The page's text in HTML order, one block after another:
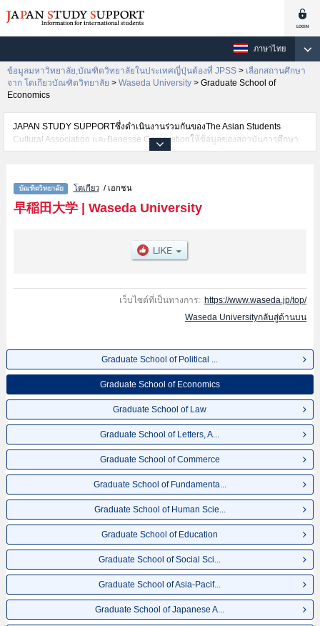
ภาษาไทย
ข้อมูลมหาวิทยาลัย,บัณฑิตวิทยาลัยในประเทศญี่ปุ่นต้องที่ JPSS > เลือกสถานศึกษา
จาก โตเกียวบัณฑิตวิทยาลัย > Waseda University > Graduate School of
Economics
JAPAN STUDY SUPPORTซึ่งดำเนินงานร่วมกันของThe Asian Students
Cultural Association และBenesse Corporationให้ข้อมูลของสถาบันการศึกษา
ระดับมหาวิทยาลัย・บัณฑิตวิทยาลัย・วิทยาลัยระดับอนุปริญญา・วิทยาลัย
ชาติเช่นGraduate School of Political ScienceหรือGraduate School of
EconomicsหรือGraduate School of LawหรือGraduate School of Letters, Arts
and SciencesหรือGraduate School of CommerceหรือGraduate School of
SciencesหรือGraduate School of EducationหรือGraduate School of Social
SciencesหรือGraduate School of Asia-Pacific StudiesหรือGraduate School of
School of Sport SciencesหรือGraduate School of Creative Science and
EngineeringหรือGraduate school of Advanced Science and
EngineeringหรือGraduate School of Environment and Energy
เลือกเข้าศึกษาเช่นจำนวนคนที่รับสมัครหรือจำนวนคนที่ผ่านการสอบคัดเลือก
เป็นต้น,แนะนำสถานที่,การเดินทางเป็นต้นไว้ด้วยดังนั้นขอเชิญใช้บริการค้นหา
โตเกียว/ เอกชน
早稲田大学| Waseda University
เว็บไซต์ที่เป็นทางการ: https://www.waseda.jp/top/
Waseda Universityกลับสู่ด้านบน
Graduate School of Political ...
Graduate School of Economics
Graduate School of Law
Graduate School of Letters, A...
Graduate School of Commerce
Graduate School of Fundamenta...
Graduate School of Human Scie...
Graduate School of Education
Graduate School of Social Sci...
Graduate School of Asia-Pacif...
Graduate School of Japanese A...